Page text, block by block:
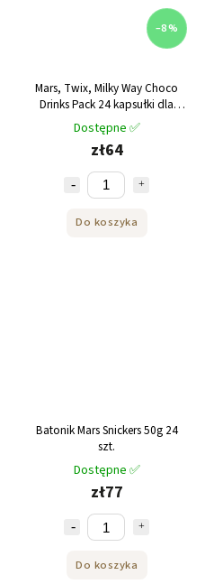
–8 %
Mars, Twix, Milky Way Choco
Drinks Pack 24 kapsułki dla
Dolce Gusto
Dostępne ✅
zł64
Do koszyka
Batonik Mars Snickers 50g 24
szt.
Dostępne ✅
zł77
Do koszyka